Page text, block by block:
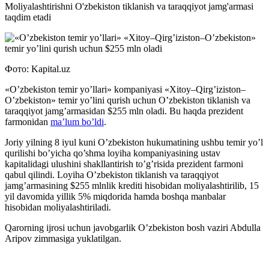
Moliyalashtirishni O'zbekiston tiklanish va taraqqiyot jamg'armasi
taqdim etadi
Фото: Kapital.uz
«O’zbekiston temir yo’llari» kompaniyasi «Xitoy–Qirg’iziston–
O’zbekiston» temir yo’lini qurish uchun O’zbekiston tiklanish va
taraqqiyot jamg’armasidan $255 mln oladi. Bu haqda prezident
farmonidan ma’lum bo’ldi.
Joriy yilning 8 iyul kuni O’zbekiston hukumatining ushbu temir yo’l
qurilishi bo’yicha qo’shma loyiha kompaniyasining ustav
kapitalidagi ulushini shakllantirish to’g’risida prezident farmoni
qabul qilindi. Loyiha O’zbekiston tiklanish va taraqqiyot
jamg’armasining $255 mlnlik krediti hisobidan moliyalashtirilib, 15
yil davomida yillik 5% miqdorida hamda boshqa manbalar
hisobidan moliyalashtiriladi.
Qarorning ijrosi uchun javobgarlik O’zbekiston bosh vaziri Abdulla
Aripov zimmasiga yuklatilgan.